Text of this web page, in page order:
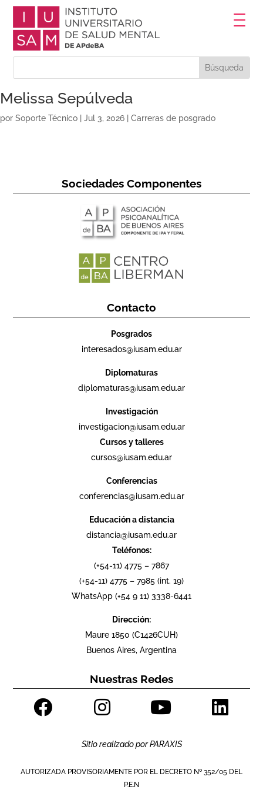
Melissa Sepúlveda
por Soporte Técnico Jul 3, 2026 Carreras de posgrado
Sociedades Componentes
Contacto
Posgrados
interesados@iusam.edu.ar
Diplomaturas
diplomaturas@iusam.edu.ar
Investigación
investigacion@iusam.edu.ar
Cursos y talleres
cursos@iusam.edu.ar
Conferencias
conferencias@iusam.edu.ar
Educación a distancia
distancia@iusam.edu.ar
Teléfonos:
(+54-11) 4775 – 7867
(+54-11) 4775 – 7985 (int. 19)
WhatsApp (+54 9 11) 3338-6441
Dirección:
Maure 1850 (C1426CUH)
Buenos Aires, Argentina
Nuestras Redes
Sitio realizado porPARAXIS
AUTORIZADA PROVISORIAMENTE POR EL DECRETO Nº 352/05 DEL
P.E.N